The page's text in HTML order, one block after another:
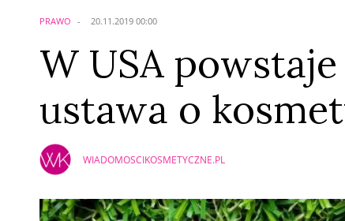
PRAWO 20.11.2019 00:00
W USA
ustawa o
WIADOMOSCIKOSMETYCZNE.PL